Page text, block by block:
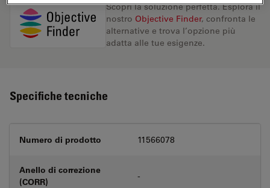
Scopri la soluzione perfetta. Esplora il
nostro Objective Finder, confronta le
alternative e trova l’opzione più
adatta alle tue esigenze.
Specifiche tecniche
Numero di prodotto 11566078
Anello di correzione
(CORR)
-